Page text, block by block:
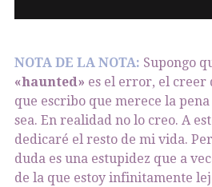
NOTA DE LA NOTA: Supongo
«haunted» es el error, el creer
que escribo que merece la
sea. En realidad no lo creo. A
dedicaré el resto de mi vida.
duda es una estupidez que a
de la que estoy infinitamente